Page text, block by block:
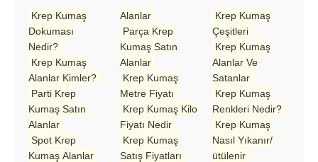
Krep Kumaş
Dokuması
Nedir?
Krep Kumaş
Alanlar Kimler?
Parti Krep
Kumaş Satın
Alanlar
Spot Krep
Kumaş Alanlar
Alanlar
Parça Krep
Kumaş Satın
Alanlar
Krep Kumaş
Metre Fiyatı
Krep Kumaş Kilo
Fiyatı Nedir
Krep Kumaş
Satış Fiyatları
Krep Kumaş
Çeşitleri
Krep Kumaş
Alanlar Ve
Satanlar
Krep Kumaş
Renkleri Nedir?
Krep Kumaş
Nasıl Yıkanır/
ütülenir